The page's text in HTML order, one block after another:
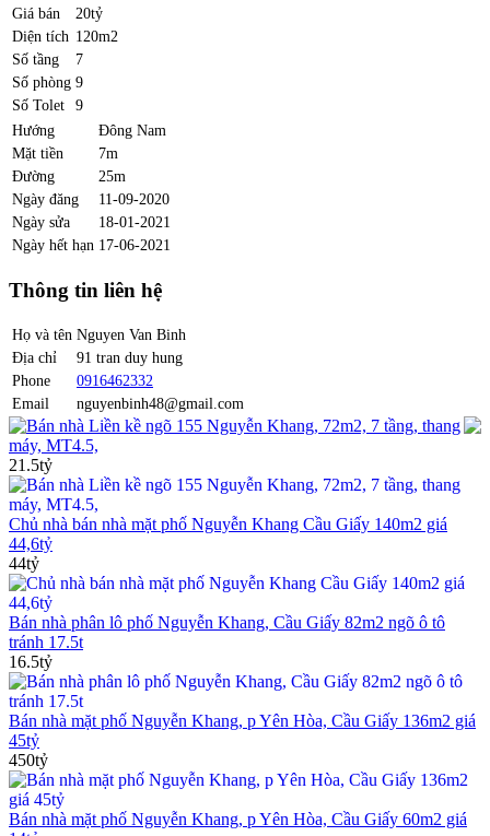
Giá bán
20tỷ
Diện tích 120m2
Số tầng
7
Số phòng 9
Số Tolet
9
Hướng
Đông Nam
Mặt tiền
7m
Đường
25m
Ngày đăng
11-09-2020
Ngày sửa
18-01-2021
Ngày hết hạn 17-06-2021
Thông tin liên hệ
Họ và tên Nguyen Van Binh
Địa chỉ
91 tran duy hung
Phone
0916462332
Email
nguyenbinh48@gmail.com
Bán nhà Liền kề ngõ 155 Nguyễn Khang, 72m2, 7 tầng, thang
máy, MT4.5,
21.5tỷ
Chủ nhà bán nhà mặt phố Nguyễn Khang Cầu Giấy 140m2 giá
44,6tỷ
44tỷ
Bán nhà phân lô phố Nguyễn Khang, Cầu Giấy 82m2 ngõ ô tô
tránh 17.5t
16.5tỷ
Bán nhà mặt phố Nguyễn Khang, p Yên Hòa, Cầu Giấy 136m2 giá
45tỷ
450tỷ
Bán nhà mặt phố Nguyễn Khang, p Yên Hòa, Cầu Giấy 60m2 giá